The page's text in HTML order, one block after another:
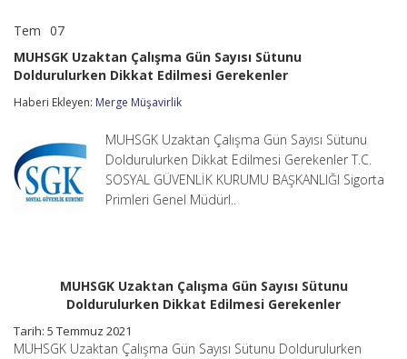
Tem 07
Çalışma
Gün
Sütunu
Dikkat
Edilmesi
Gerekenler
MUHSGK Uzaktan Çalışma Gün Sayısı Sütunu
Doldurulurken Dikkat Edilmesi Gerekenler
Haberi Ekleyen: Merge Müşavirlik
MUHSGK Uzaktan Çalışma Gün Sayısı Sütunu
Doldurulurken Dikkat Edilmesi Gerekenler T.C.
SOSYAL GÜVENLİK KURUMU BAŞKANLIĞI Sigorta
Primleri Genel Müdürl..
MUHSGK Uzaktan Çalışma Gün Sayısı Sütunu
Doldurulurken Dikkat Edilmesi Gerekenler
Tarih: 5 Temmuz 2021
MUHSGK Uzaktan Çalışma Gün Sayısı Sütunu Doldurulurken